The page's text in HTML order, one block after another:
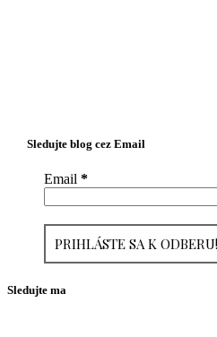
Sledujte blog cez Email
Email*
Sledujte ma